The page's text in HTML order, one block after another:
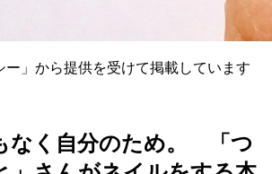
ー」から提供を受けて掲載しています
なく自分のため。 「つ